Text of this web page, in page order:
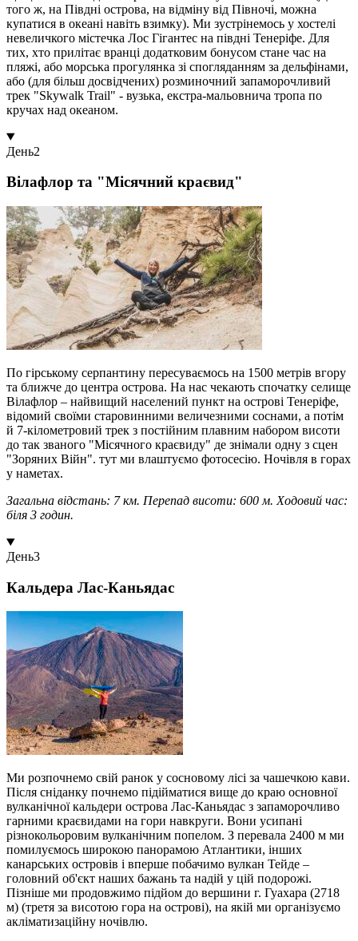
того ж, на Півдні острова, на відміну від Півночі, можна
купатися в океані навіть взимку). Ми зустрінемось у хостелі
невеличкого містечка Лос Гігантес на півдні Тенеріфе. Для
тих, хто прилітає вранці додатковим бонусом стане час на
пляжі, або морська прогулянка зі спогляданням за дельфінами,
або (для більш досвідчених) розминочний запаморочливий
трек "Skywalk Trail" - вузька, екстра-мальовнича тропа по
кручах над океаном.
День2
Вілафлор та "Місячний краєвид"
По гірському серпантину пересуваємось на 1500 метрів вгору
та ближче до центра острова. На нас чекають спочатку селище
Вілафлор – найвищий населений пункт на острові Тенеріфе,
відомий своїми старовинними величезними соснами, а потім
й 7-кілометровий трек з постійним плавним набором висоти
до так званого "Місячного краєвиду" де знімали одну з сцен
"Зоряних Війн". тут ми влаштуємо фотосесію. Ночівля в горах
у наметах.
Загальна відстань: 7 км. Перепад висоти: 600 м. Ходовий час:
біля 3 годин.
День3
Кальдера Лас-Каньядас
Ми розпочнемо свій ранок у сосновому лісі за чашечкою кави.
Після сніданку почнемо підійматися вище до краю основної
вулканічної кальдери острова Лас-Каньядас з запаморочливо
гарними краєвидами на гори навкруги. Вони усипані
різнокольоровим вулканічним попелом. З перевала 2400 м ми
помилуємось широкою панорамою Атлантики, інших
канарських островів і вперше побачимо вулкан Тейде –
головний об'єкт наших бажань та надій у цій подорожі.
Пізніше ми продовжимо підйом до вершини г. Гуахара (2718
м) (третя за висотою гора на острові), на якій ми організуємо
акліматизаційну ночівлю.